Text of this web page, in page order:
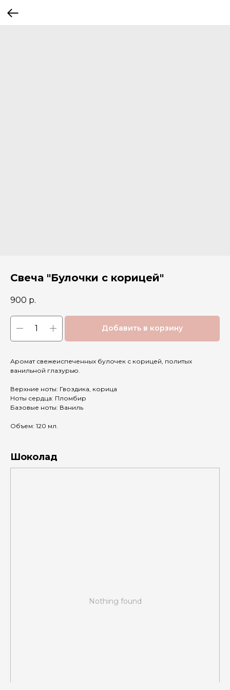
Свеча "Булочки с корицей"
900 р.
Добавить в корзину
Аромат свежеиспеченных булочек с корицей, политых
ванильной глазурью.
Верхние ноты: Гвоздика, корица
Ноты сердца: Пломбир
Базовые ноты: Ваниль
Объем: 120 мл.
Шоколад
Nothing found